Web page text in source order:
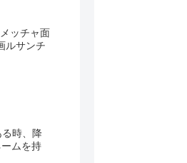
ッチャ面
ルサンチ
時、降
ムを持